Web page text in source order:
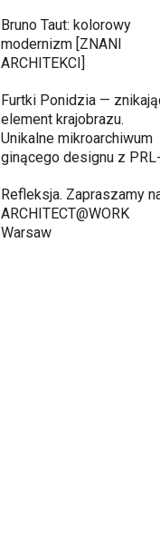
Bruno Taut: kolorowy
modernizm [ZNANI
ARCHITEKCI]
Furtki Ponidzia —
element krajobrazu.
Unikalne mikroarchiwum
ginącego designu z
Refleksja. Zapraszamy
ARCHITECT@WORK
Warsaw